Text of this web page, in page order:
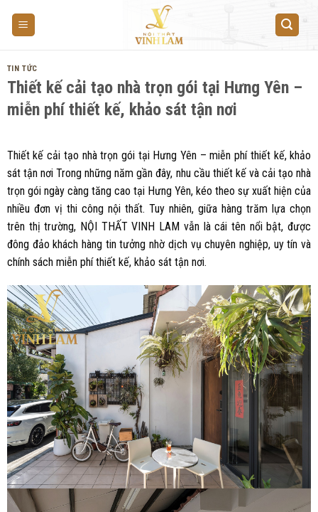
TIN TỨC
Thiết kế cải tạo nhà trọn gói tại Hưng Yên –
miễn phí thiết kế, khảo sát tận nơi
Thiết kế cải tạo nhà trọn gói tại Hưng Yên – miễn phí thiết kế, khảo
sát tận nơi Trong những năm gần đây, nhu cầu thiết kế và cải tạo nhà
trọn gói ngày càng tăng cao tại Hưng Yên, kéo theo sự xuất hiện của
nhiều đơn vị thi công nội thất. Tuy nhiên, giữa hàng trăm lựa chọn
trên thị trường, NỘI THẤT VINH LAM vẫn là cái tên nổi bật, được
đông đảo khách hàng tin tưởng nhờ dịch vụ chuyên nghiệp, uy tín và
chính sách miễn phí thiết kế, khảo sát tận nơi.